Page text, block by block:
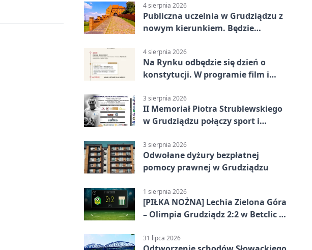
4 sierpnia 2026
Publiczna uczelnia w Grudziądzu z
nowym kierunkiem. Będzie
4 sierpnia 2026
Na Rynku odbędzie się dzień o
konstytucji. W programie film i
3 sierpnia 2026
II Memoriał Piotra Strublewskiego
w Grudziądzu połączy sport i
3 sierpnia 2026
Odwołane dyżury bezpłatnej
pomocy prawnej w Grudziądzu
1 sierpnia 2026
[PIŁKA NOŻNA] Lechia Zielona Góra
– Olimpia Grudziądz 2:2 w Betclic 2.
końcówce
31 lipca 2026